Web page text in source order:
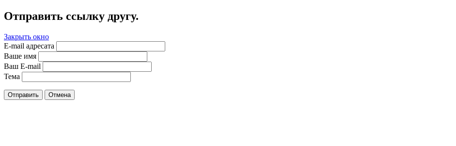
Отправить ссылку другу.
Закрыть окно
E-mail адресата
Ваше имя
Ваш E-mail
Тема
Отправить Отмена